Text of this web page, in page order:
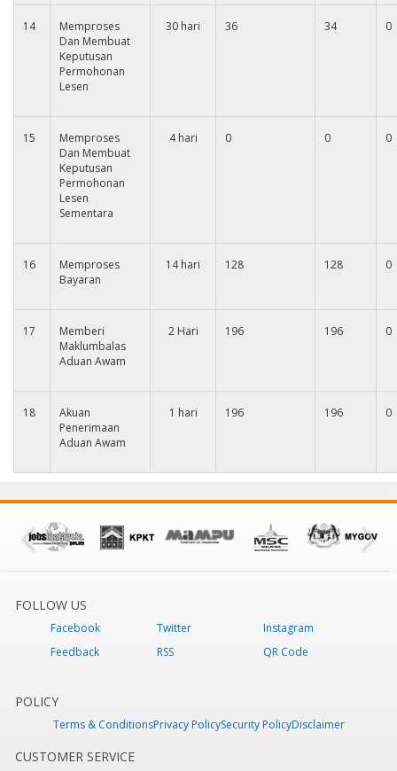
14
Memproses
Dan Membuat
Keputusan
Permohonan
Lesen
30 hari 36 34 0
15
Memproses
Dan Membuat
Keputusan
Permohonan
Lesen
Sementara
4 hari 0 0 0
16
Memproses
Bayaran
14 hari 128 128 0
17
Memberi
Maklumbalas
Aduan Awam
2 Hari 196 196 0
18
Akuan
Penerimaan
Aduan Awam
1 hari 196 196 0
FOLLOW US
Facebook Twitter
Instagram
Feedback
RSS QR Code
POLICY
Terms & ConditionsPrivacy PolicySecurity PolicyDisclaimer
CUSTOMER SERVICE